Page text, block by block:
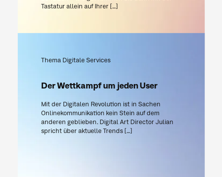
Tastatur allein auf Ihrer […]
Thema Digitale Services
Der Wettkampf um jeden User
Mit der Digitalen Revolution ist in Sachen
Onlinekommunikation kein Stein auf dem
anderen geblieben. Digital Art Director Julian
spricht über aktuelle Trends […]